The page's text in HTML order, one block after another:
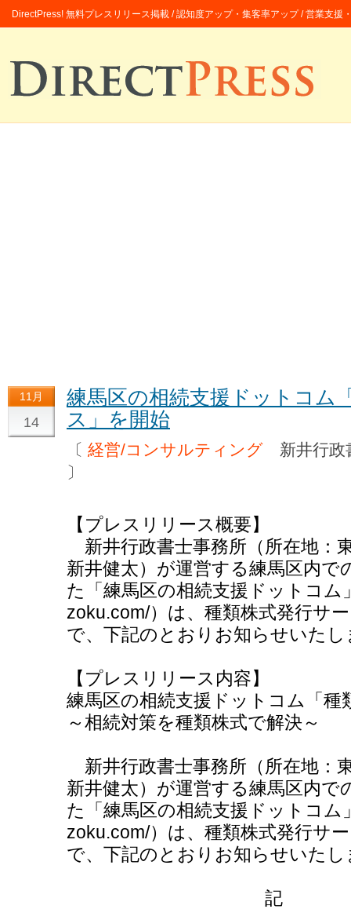
DirectPress! 無料プレスリリース掲載 / 認知度アップ・集客率アップ / 営業支援
11月
14
練馬区の相続支援ドットコム
ス」を開始
〔 経営/コンサルティング 新井行
〕
【プレスリリース概要】
新井行政書士事務所（所在地
新井健太）が運営する練馬区内で
た「練馬区の相続支援ドットコ
zoku.com/）は、種類株式発行サ
で、下記のとおりお知らせいたし
【プレスリリース内容】
練馬区の相続支援ドットコム「種
～相続対策を種類株式で解決～
新井行政書士事務所（所在地
新井健太）が運営する練馬区内で
た「練馬区の相続支援ドットコ
zoku.com/）は、種類株式発行サ
で、下記のとおりお知らせいたし
記